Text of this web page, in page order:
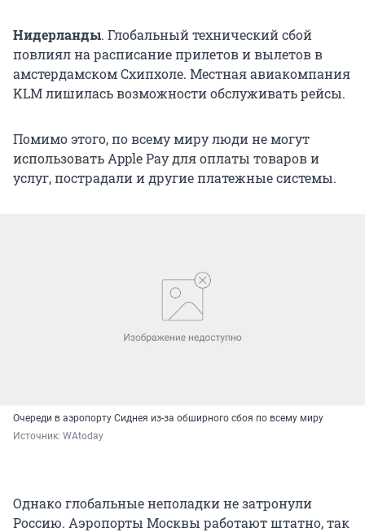
Нидерланды. Глобальный технический сбой
повлиял на расписание прилетов и вылетов в
амстердамском Схипхоле. Местная авиакомпания
KLM лишилась возможности обслуживать рейсы.
Помимо этого, по всему миру люди не могут
использовать Apple Pay для оплаты товаров и
услуг, пострадали и другие платежные системы.
Очереди в аэропорту Сиднея из-за обширного сбоя по всему миру
Источник: WAtoday
Однако глобальные неполадки не затронули
Россию. Аэропорты Москвы работают штатно, так